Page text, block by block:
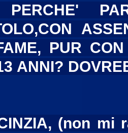
PERCHE'
PUR
ANNI?
(non